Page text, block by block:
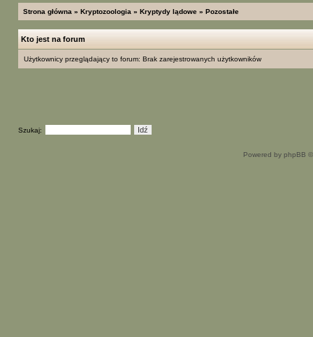
Strona główna » Kryptozoologia » Kryptydy lądowe » Pozostałe
Kto jest na forum
Użytkownicy przeglądający to forum: Brak zarejestrowanych użytkowników
Szukaj:
Powered by phpBB